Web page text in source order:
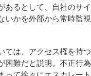
あるとして、自社のサイ
いかを外部から常時監視
ては、アクセス権を持つ
困難だと説明。不正行為